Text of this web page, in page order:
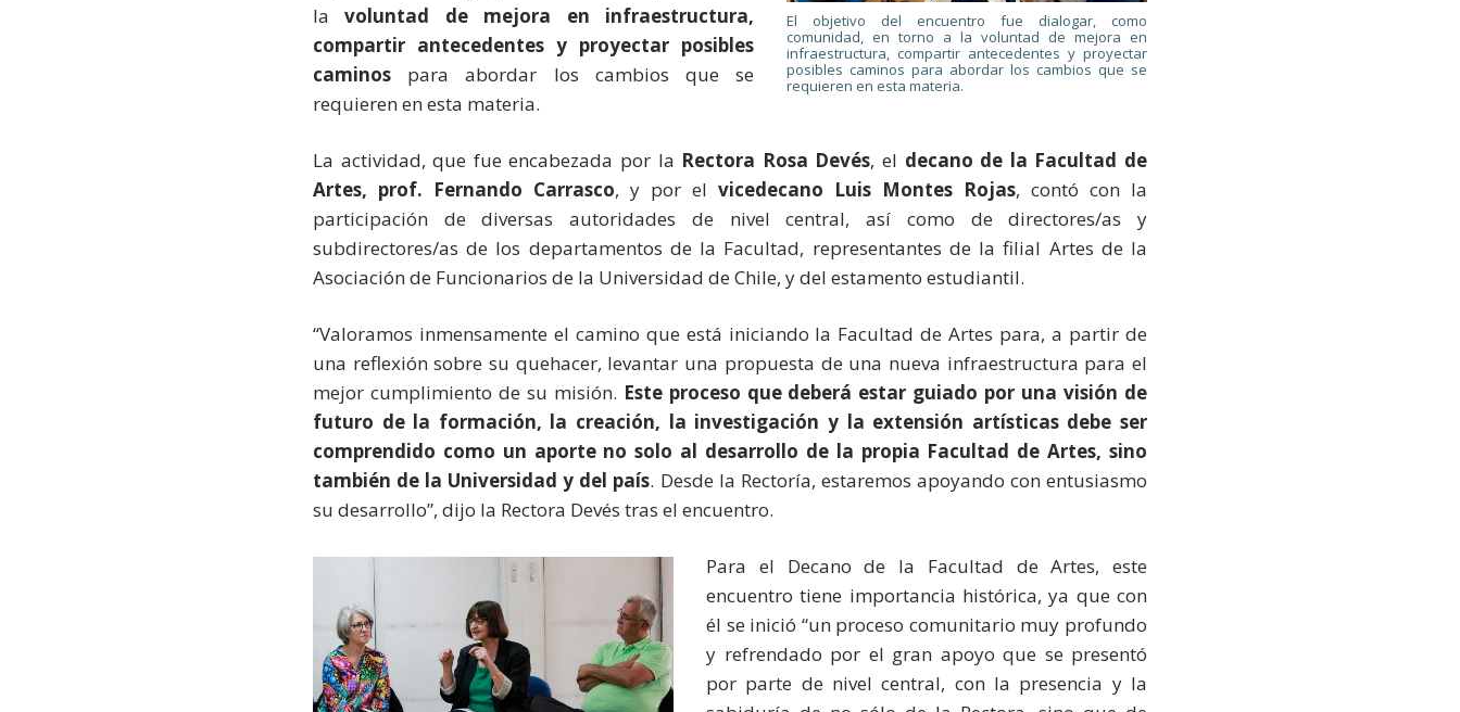
El objetivo del encuentro fue dialogar, como
comunidad, en torno a la voluntad de mejora en
infraestructura, compartir antecedentes y proyectar
posibles caminos para abordar los cambios que se
requieren en esta materia.
lavoluntad de mejora en infraestructura,
compartir antecedentes y proyectar posibles
caminos para abordar los cambios que se
requieren en esta materia.
La actividad, que fue encabezada por la Rectora Rosa Devés, el decano de la Facultad de
Artes, prof. Fernando Carrasco, y por el vicedecano Luis Montes Rojas, contó con la
participación de diversas autoridades de nivel central, así como de directores/as y
subdirectores/as de los departamentos de la Facultad, representantes de la filial Artes de la
Asociación de Funcionarios de la Universidad de Chile, y del estamento estudiantil.
“Valoramos inmensamente el camino que está iniciando la Facultad de Artes para, a partir de
una reflexión sobre su quehacer, levantar una propuesta de una nueva infraestructura para el
mejor cumplimiento de su misión. Este proceso que deberá estar guiado por una visión de
futuro de la formación, la creación, la investigación y la extensión artísticas debe ser
comprendido como un aporte no solo al desarrollo de la propia Facultad de Artes, sino
también de la Universidad y del país. Desde la Rectoría, estaremos apoyando con entusiasmo
su desarrollo”, dijo la Rectora Devés tras el encuentro.
Para el Decano de la Facultad de Artes, este
encuentro tiene importancia histórica, ya que con
él se inició “un proceso comunitario muy profundo
y refrendado por el gran apoyo que se presentó
por parte de nivel central, con la presencia y la